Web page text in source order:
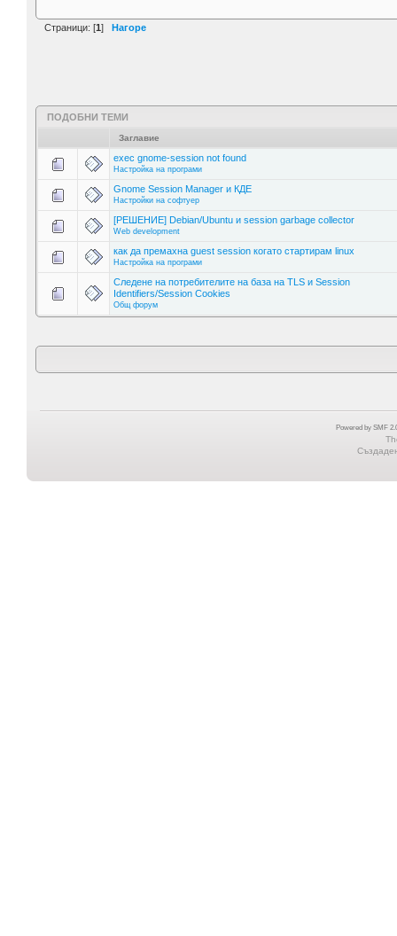
Страници: [1] Нагоре
ПОДОБНИ ТЕМИ
Заглавие
exec gnome-session not found
Настройка на програми
Gnome Session Manager и КДЕ
Настройки на софтуер
[РЕШЕНИЕ] Debian/Ubuntu и session garbage collector
Web development
как да премахна guest session когато стартирам linux
Настройка на програми
Следене на потребителите на база на TLS и Session
Identifiers/Session Cookies
Общ форум
Powered by SMF